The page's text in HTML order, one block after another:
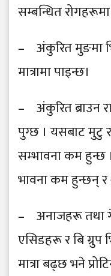
सम्बन्धित
– अंकुरित मुङमा
मात्रामा पाइन्छ।
– अंकुरित ब्राउन
पुग्छ । यसबाट मुटु र
सम्भावना कम हुन्छ
भावना कम हुन्छन् र
– अनाजहरू तथा
एसिडहरू र बि ग्रुप
मात्रा बढ्छ भने